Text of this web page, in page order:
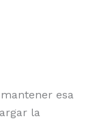
esa
la